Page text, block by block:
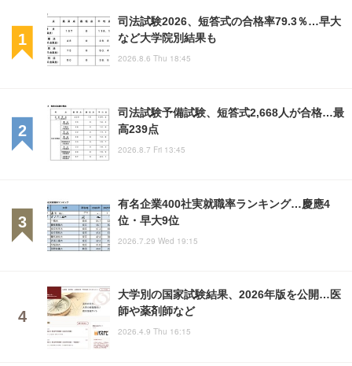
司法試験2026、短答式の合格率79.3％…早大
など大学院別結果も
2026.8.6 Thu 18:45
司法試験予備試験、短答式2,668人が合格…最
高239点
2026.8.7 Fri 13:45
有名企業400社実就職率ランキング…慶應4
位・早大9位
2026.7.29 Wed 19:15
大学別の国家試験結果、2026年版を公開…医
師や薬剤師など
2026.4.9 Thu 16:15